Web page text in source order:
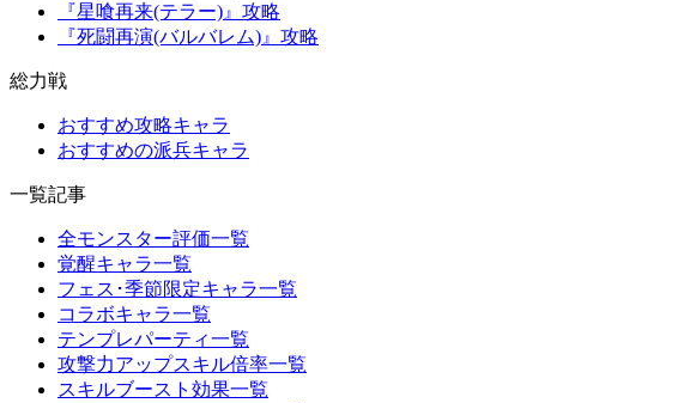
『星喰再来(テラー)』攻略
『死闘再演(バルバレム)』攻略
総力戦
おすすめ攻略キャラ
おすすめの派兵キャラ
一覧記事
全モンスター評価一覧
覚醒キャラ一覧
フェス･季節限定キャラ一覧
コラボキャラ一覧
テンプレパーティ一覧
攻撃力アップスキル倍率一覧
スキルブースト効果一覧